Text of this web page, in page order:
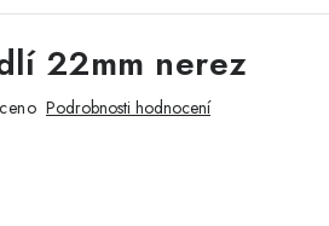
22mm nerez
Podrobnosti hodnocení